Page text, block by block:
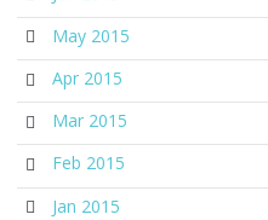
May 2015
Apr 2015
Mar 2015
Feb 2015
Jan 2015